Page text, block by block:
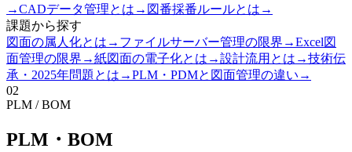
→CADデータ管理とは → 図番採番ルールとは →
課題から探す
図面の属人化とは → ファイルサーバー管理の限界 →Excel図
面管理の限界 →紙図面の電子化とは →設計流用とは →技術伝
承・2025年問題とは →PLM・PDMと図面管理の違い →
02
PLM / BOM
PLM・BOM